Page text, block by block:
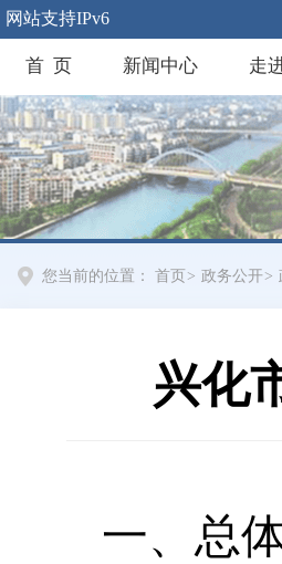
网站支持IPv6
首 页 新闻中心 走
您当前的位置： 首页 > 政务公开>
兴化
一、总